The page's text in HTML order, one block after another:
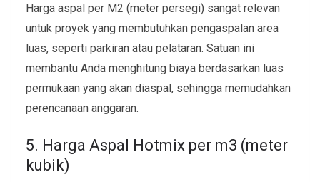
Harga aspal per M2 (meter persegi) sangat relevan
untuk proyek yang membutuhkan pengaspalan area
luas, seperti parkiran atau pelataran. Satuan ini
membantu Anda menghitung biaya berdasarkan luas
permukaan yang akan diaspal, sehingga memudahkan
perencanaan anggaran.
5. Harga Aspal Hotmix per m3 (meter
kubik)